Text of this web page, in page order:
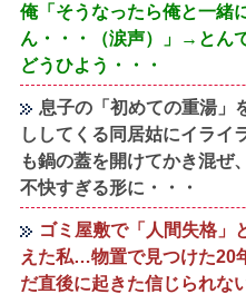
俺「そうなったら俺と一緒
ん・・・（涙声）」→とん
どうひよう・・・
息子の「初めての重湯」
ししてくる同居姑にイライ
も鍋の蓋を開けてかき混ぜ
不快すぎる形に・・・
ゴミ屋敷で「人間失格」
えた私…物置で見つけた20
だ直後に起きた信じられ